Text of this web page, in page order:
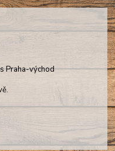
Praha-východ